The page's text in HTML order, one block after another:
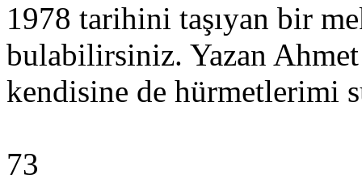
1978 tarihini taşıyan bir
bulabilirsiniz. Yazan Ahmet
kendisine de hürmetlerimi
73